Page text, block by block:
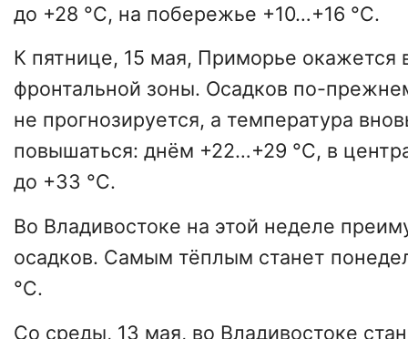
до +28 °С, на побережье +10…+16 °С.
К пятнице, 15 мая, Приморье окажется
фронтальной зоны. Осадков по-
не прогнозируется, а температура
повышаться: днём +22…+29 °С, в
до +33 °С.
Во Владивостоке на этой неделе
осадков. Самым тёплым станет
°С.
Со среды, 13 мая, во Владивостоке